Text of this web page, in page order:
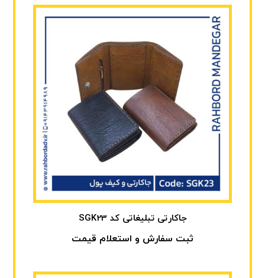
جاکارتی تبلیغاتی کد SGK23
ثبت سفارش و استعلام قیمت